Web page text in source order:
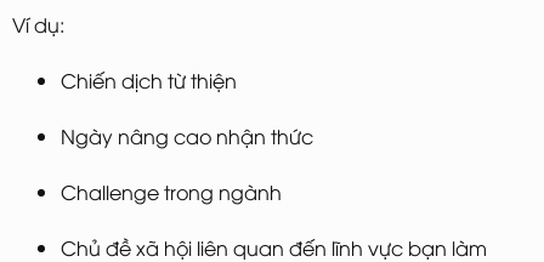
Ví dụ:
Chiến dịch từ thiện
Ngày nâng cao nhận thức
Challenge trong ngành
Chủ đề xã hội liên quan đến lĩnh vực bạn làm